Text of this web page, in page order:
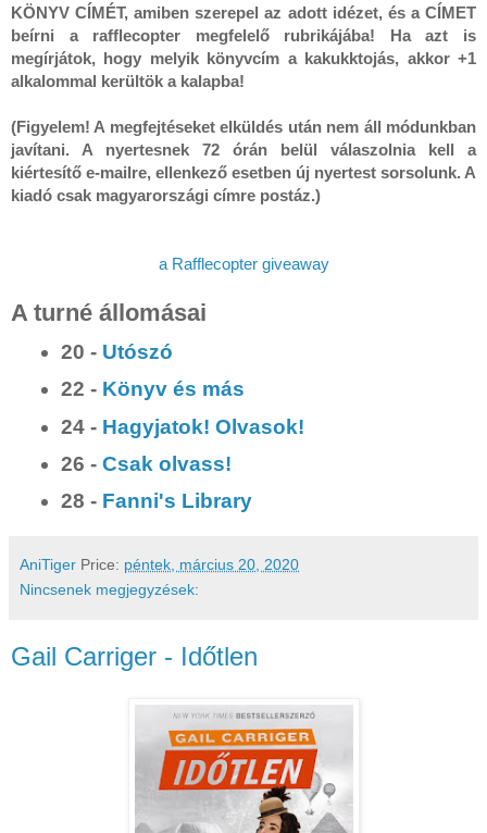
KÖNYV CÍMÉT, amiben szerepel az adott idézet, és a CÍMET
beírni a rafflecopter megfelelő rubrikájába! Ha azt is
megírjátok, hogy melyik könyvcím a kakukktojás, akkor +1
alkalommal kerültök a kalapba!
(Figyelem! A megfejtéseket elküldés után nem áll módunkban
javítani. A nyertesnek 72 órán belül válaszolnia kell a
kiértesítő e-mailre, ellenkező esetben új nyertest sorsolunk. A
kiadó csak magyarországi címre postáz.)
a Rafflecopter giveaway
A turné állomásai
20 - Utószó
22 - Könyv és más
24 - Hagyjatok! Olvasok!
26 -Csak olvass!
28 - Fanni's Library
AniTiger Price: péntek, március 20, 2020
Nincsenek megjegyzések:
Gail Carriger - Időtlen